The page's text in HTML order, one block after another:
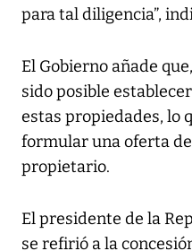
para tal diligencia”,
El Gobierno añade
sido posible
estas propiedades, lo
formular una oferta
propietario.
El presidente de la
se refirió a la